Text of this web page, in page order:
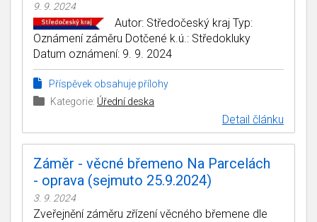
9. 9. 2024
Autor: Středočeský kraj Typ:
Oznámení záměru Dotčené k.ú.: Středokluky
Datum oznámení: 9. 9. 2024
Příspěvek obsahuje přílohy
Kategorie: Úřední deska
Detail článku
Záměr - věcné břemeno Na Parcelách
- oprava (sejmuto 25.9.2024)
3. 9. 2024
Zveřejnění záměru zřízení věcného břemene dle